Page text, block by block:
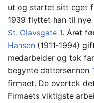
ut og startet sitt eget
1939 flyttet han til nye
St. Olavsgate 1. Året
Hansen (1911-1994)
medarbeider og tok
begynte dattersønnen
firmaet. De overtok
Firmaets viktigste